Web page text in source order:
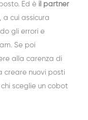
Ed è il partner
, a cui assicura
gli errori e
Se poi
alla carenza di
creare nuovi posti
sceglie un cobot